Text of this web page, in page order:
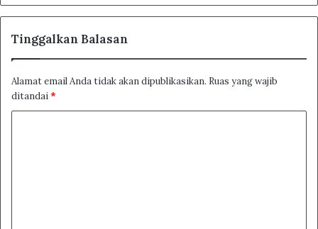
Tinggalkan Balasan
Alamat email Anda tidak akan dipublikasikan. Ruas yang wajib
ditandai*